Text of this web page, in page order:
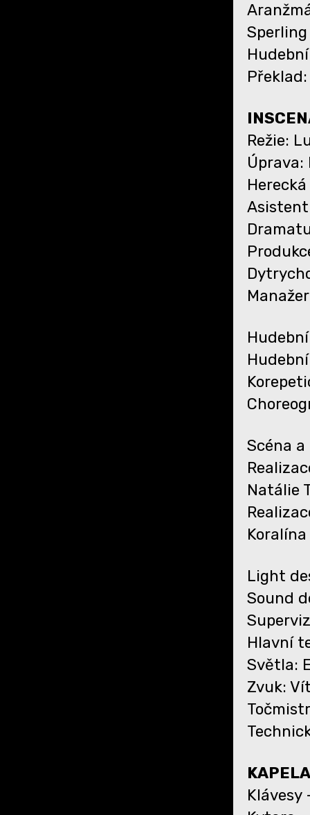
Sperling
Režie:
Úprava:
Scéna
Natálie
Light
Sound
Hlavní
Světla:
Zvuk:
KAPELA
Klávesy